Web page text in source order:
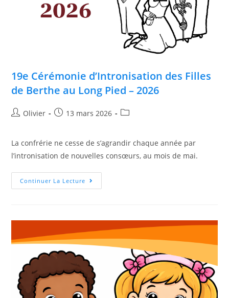
19e Cérémonie d’Intronisation des Filles
de Berthe au Long Pied – 2026
Olivier 13 mars 2026
La confrérie ne cesse de s’agrandir chaque année par
l’intronisation de nouvelles consœurs, au mois de mai.
Continuer La Lecture